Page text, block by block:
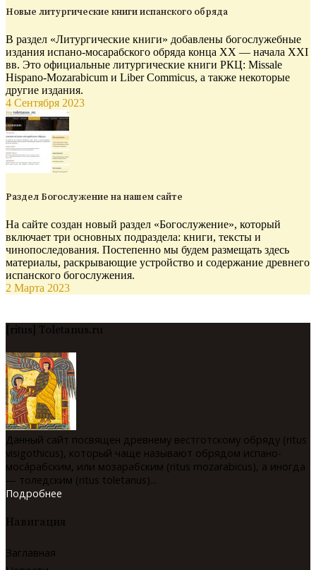
Новые литургические книги испанского обряда
В раздел «Литургические книги» добавлены богослужебные
издания испано-мосарабского обряда конца XX — начала XXI
вв. Это официальные литургические книги РКЦ: Missale
Hispano-Mozarabicum и Liber Commicus, а также некоторые
другие издания.
4 Сентября 2023
Раздел Богослужение на нашем сайте
На сайте создан новый раздел «Богослужение», который
включает три основных подраздела: книги, тексты и
чинопоследования. Постепенно мы будем размещать здесь
материалы, раскрывающие устройство и содержание древнего
испанского богослужения.
2 Марта 2023
[ritus] Toletanus.ru
Данный сайт посвящен древнему вестготскому обряду (ritus
visigothicus), который чаще называют обрядом испано-
мосáрабским, или мозарабским (ritus mozarabicus), а иногда
— толедским (ritus toletanus)...
Подробнее
Навигация
Заглавная